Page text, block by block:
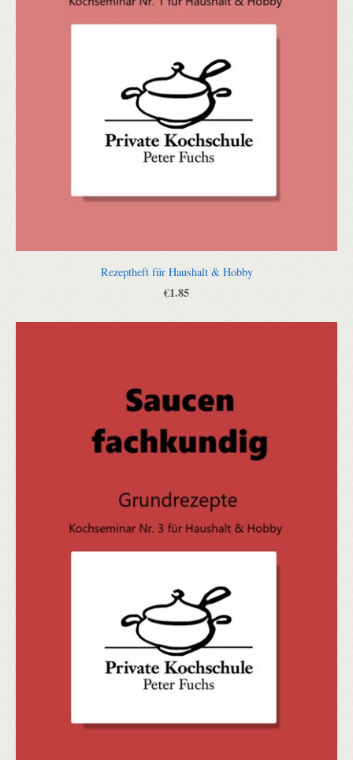
Rezeptheft für Haushalt & Hobby
€1.85